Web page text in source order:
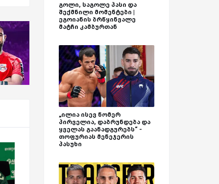
გოლი, საგოლე პასი და
შექმნილი მომენტები |
ეგოიანის ბრწყინვალე
მატჩი კამბურთან
„ილია ისევ ნომერ
პირველია, დაბრუნდება და
ყველას გაანადგურებს“ -
თოფურიას მენეჯერის
პასუხი